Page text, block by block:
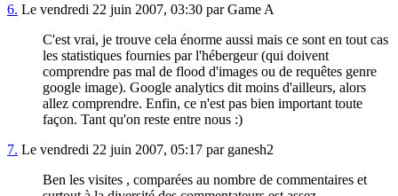
6. Le vendredi 22 juin 2007, 03:30 par Game A
C'est vrai, je trouve cela énorme aussi mais ce sont en tout cas
les statistiques fournies par l'hébergeur (qui doivent
comprendre pas mal de flood d'images ou de requêtes genre
google image). Google analytics dit moins d'ailleurs, alors
allez comprendre. Enfin, ce n'est pas bien important toute
façon. Tant qu'on reste entre nous :)
7. Le vendredi 22 juin 2007, 05:17 par ganesh2
Ben les visites , comparées au nombre de commentaires et